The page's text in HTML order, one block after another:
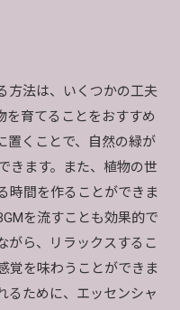
方法は、いくつかの工夫
を育てることをおすすめ
置くことで、自然の緑が
きます。また、植物の世
時間を作ることができま
を流すことも効果的で
がら、リラックスするこ
覚を味わうことができま
るために、エッセンシャ